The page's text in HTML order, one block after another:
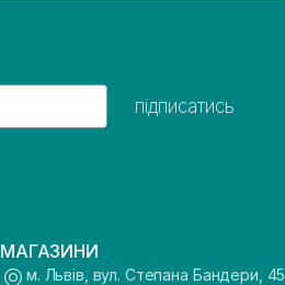
підписатись
МАГАЗИНИ
м. Львів, вул. Степана Бандери, 45